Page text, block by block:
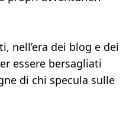
nell’era dei blog e dei
essere bersagliati
di chi specula sulle